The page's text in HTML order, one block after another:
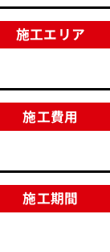
施工エリア
施工費用
施工期間